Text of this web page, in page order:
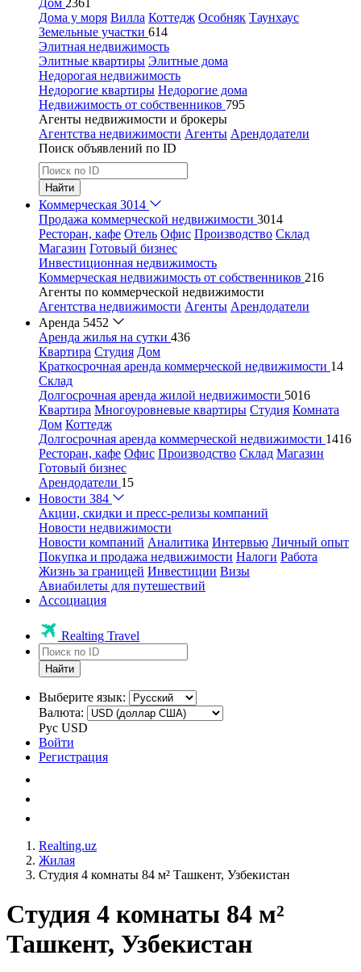
Дом 2361
Дома у моря Вилла Коттедж Особняк Таунхаус
Земельные участки 614
Элитная недвижимость
Элитные квартиры Элитные дома
Недорогая недвижимость
Недорогие квартиры Недорогие дома
Недвижимость от собственников 795
Агенты недвижимости и брокеры
Агентства недвижимости Агенты Арендодатели
Поиск объявлений по ID
Найти
Коммерческая 3014
Продажа коммерческой недвижимости 3014
Ресторан, кафе Отель Офис Производство Склад
Магазин Готовый бизнес
Инвестиционная недвижимость
Коммерческая недвижимость от собственников 216
Агенты по коммерческой недвижимости
Агентства недвижимости Агенты Арендодатели
Аренда 5452
Аренда жилья на сутки 436
Квартира Студия Дом
Краткосрочная аренда коммерческой недвижимости 14
Склад
Долгосрочная аренда жилой недвижимости 5016
Квартира Многоуровневые квартиры Студия Комната
Дом Коттедж
Долгосрочная аренда коммерческой недвижимости 1416
Ресторан, кафе Офис Производство Склад Магазин
Готовый бизнес
Арендодатели 15
Новости 384
Акции, скидки и пресс-релизы компаний
Новости недвижимости
Новости компаний Аналитика Интервью Личный опыт
Покупка и продажа недвижимости Налоги Работа
Жизнь за границей Инвестиции Визы
Авиабилеты для путешествий
Ассоциация
Realting Travel
Найти
Выберите язык:
Валюта:
Рус USD
Войти
Регистрация
Realting.uz
Жилая
Студия 4 комнаты 84 м² Ташкент, Узбекистан
Студия 4 комнаты 84 м²
Ташкент, Узбекистан